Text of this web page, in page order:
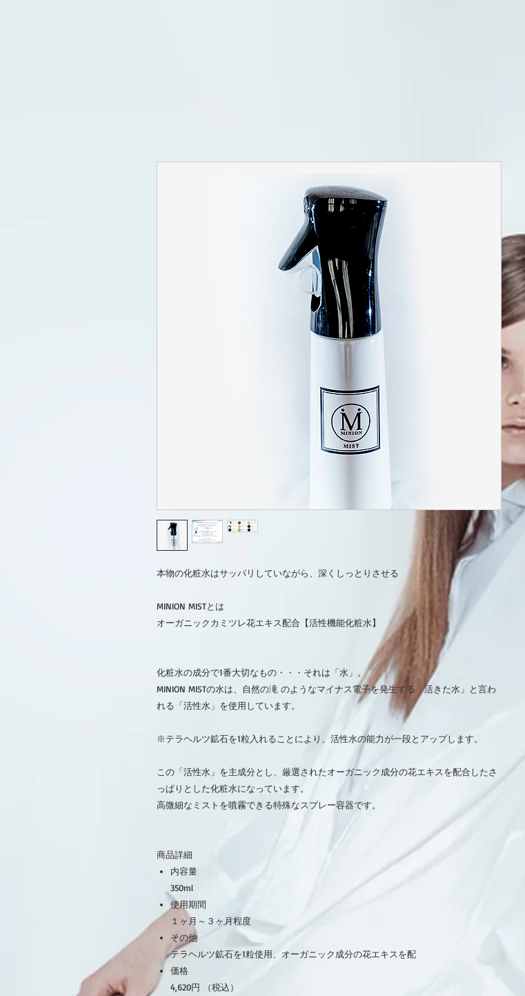
本物の化粧水はサッパリしていながら、深くしっとりさせる
MINION MISTとは
オーガニックカミツレ花エキス配合【活性機能化粧水】
化粧水の成分で1番大切なもの・・・それは「水」。
MINION MISTの水は、自然の滝 のようなマイナス電子を発生する「活きた水」と言わ
れる「活性水」を使用しています。
※テラヘルツ鉱石を1粒入れることにより、活性水の能力が一段とアップします。
この「活性水」を主成分とし、厳選されたオーガニック成分の花エキスを配合したさ
っぱりとした化粧水になっています。
高微細なミストを噴霧できる特殊なスプレー容器です。
商品詳細
内容量
350ml
使用期間
１ヶ月～３ヶ月程度
その他
テラヘルツ鉱石を1粒使用、オーガニック成分の花エキスを配
価格
4,620円 （税込）